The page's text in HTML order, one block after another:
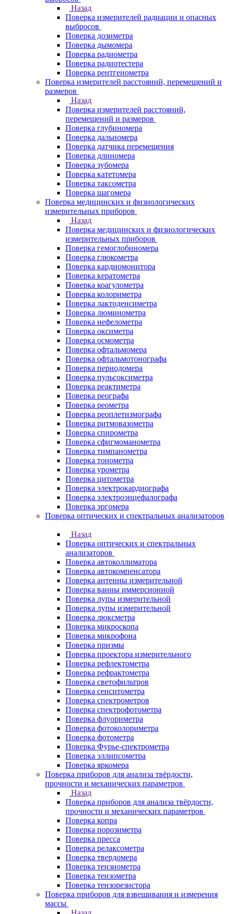
Назад
Поверка измерителей радиации и опасных
выбросов
Поверка дозиметра
Поверка дымомера
Поверка радиометра
Поверка радиотестера
Поверка рентгенометра
Поверка измерителей расстояний, перемещений и
размеров
Назад
Поверка измерителей расстояний,
перемещений и размеров
Поверка глубиномера
Поверка дальномера
Поверка датчика перемещения
Поверка длиномера
Поверка зубомера
Поверка катетомера
Поверка таксометра
Поверка шагомера
Поверка медицинских и физиологических
измерительных приборов
Назад
Поверка медицинских и физиологических
измерительных приборов
Поверка гемоглобиномера
Поверка глюкометра
Поверка кардиомонитора
Поверка кератометра
Поверка коагулометра
Поверка колориметра
Поверка лактоденсиметра
Поверка люминометра
Поверка нефелометра
Поверка оксиметра
Поверка осмометра
Поверка офтальмомера
Поверка офтальмотонографа
Поверка периодомера
Поверка пульсоксиметра
Поверка реактиметра
Поверка реографа
Поверка реометра
Поверка реоплетизмографа
Поверка ритмовазометра
Поверка спирометра
Поверка сфигмоманометра
Поверка тимпанометра
Поверка тонометра
Поверка урометра
Поверка цитометра
Поверка электрокардиографа
Поверка электроэнцефалографа
Поверка эргомера
Поверка оптических и спектральных анализаторов
Назад
Поверка оптических и спектральных
анализаторов
Поверка автоколлиматора
Поверка автокомпенсатора
Поверка антенны измерительной
Поверка ванны иммерсионной
Поверка лупы измерительной
Поверка лупы измерительной
Поверка люксметра
Поверка микроскопа
Поверка микрофона
Поверка призмы
Поверка проектора измерительного
Поверка рефлектометра
Поверка рефрактометра
Поверка светофильтров
Поверка сенситометра
Поверка спектрометров
Поверка спектрофотометра
Поверка флуориметра
Поверка фотоколориметра
Поверка фотометра
Поверка Фурье-спектрометра
Поверка эллипсометра
Поверка яркомера
Поверка приборов для анализа твёрдости,
прочности и механических параметров
Назад
Поверка приборов для анализа твёрдости,
прочности и механических параметров
Поверка копра
Поверка порозиметра
Поверка пресса
Поверка релаксометра
Поверка твердомера
Поверка тензиометра
Поверка тензометра
Поверка тензорезистора
Поверка приборов для взвешивания и измерения
массы